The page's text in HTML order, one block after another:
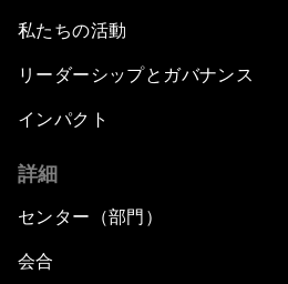
私たちの活動
リーダーシップとガバナンス
インパクト
詳細
センター（部門）
会合